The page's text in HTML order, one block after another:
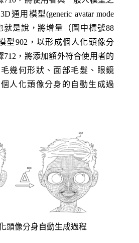
通用模型(generic avatar mode
就是說，將增量（圖中標號88
型902，以形成個人化頭像分
712，將添加額外符合使用者的
幾何形狀、面部毛髮、眼鏡
人化頭像分身的自動生成過
頭像分身自動生成過程